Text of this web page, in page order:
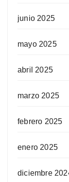
junio 2025
mayo 2025
abril 2025
marzo 2025
febrero 2025
enero 2025
diciembre